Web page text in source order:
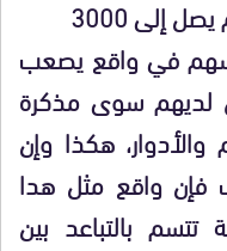
في واقع يصعب
لديهم سوى مذكرة
هكذا وإن
فإن واقع مثل هدا
بالتباعد بين